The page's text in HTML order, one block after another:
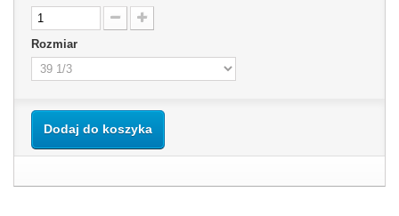
Rozmiar
Dodaj do koszyka